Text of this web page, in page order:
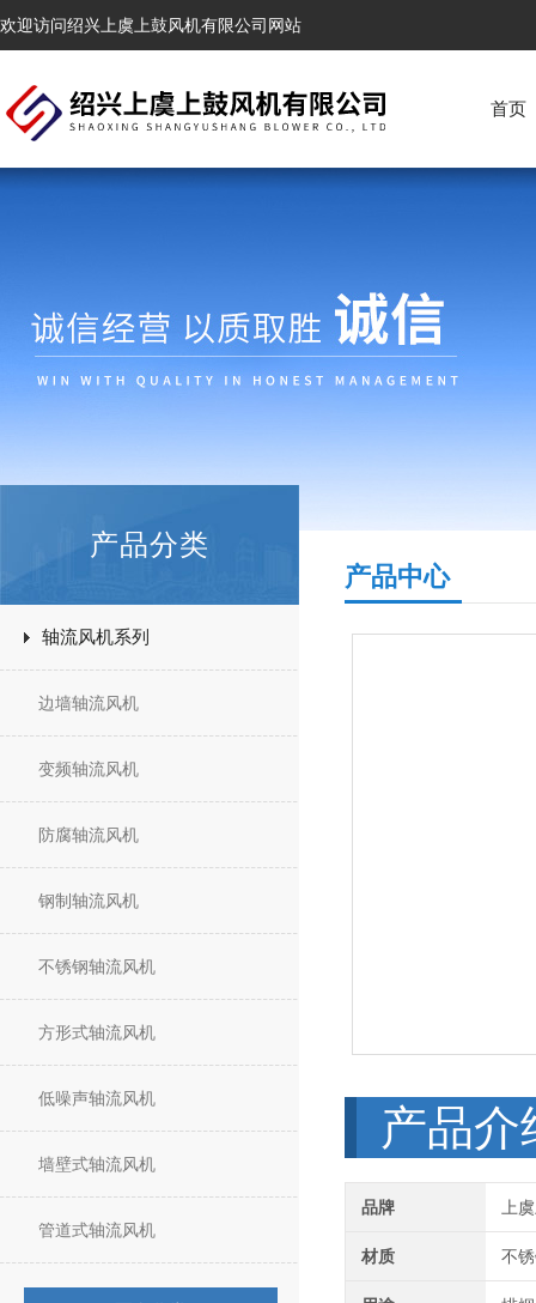
欢迎访问绍兴上虞上鼓风机有限公司网站
首页
产品分类
轴流风机系列
边墙轴流风机
变频轴流风机
防腐轴流风机
钢制轴流风机
不锈钢轴流风机
方形式轴流风机
低噪声轴流风机
墙壁式轴流风机
管道式轴流风机
产品中心
产品介
品牌 上
材质 不